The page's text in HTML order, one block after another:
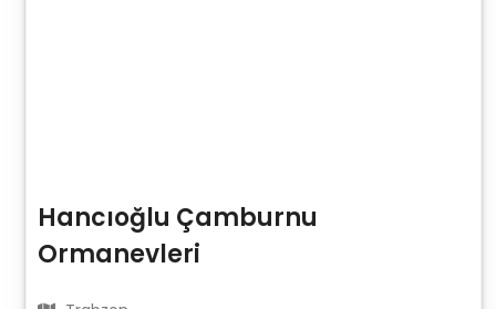
Hancıoğlu Çamburnu
Ormanevleri